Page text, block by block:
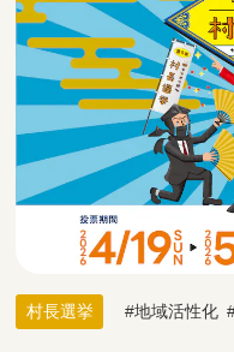
村長選挙 地域活性化